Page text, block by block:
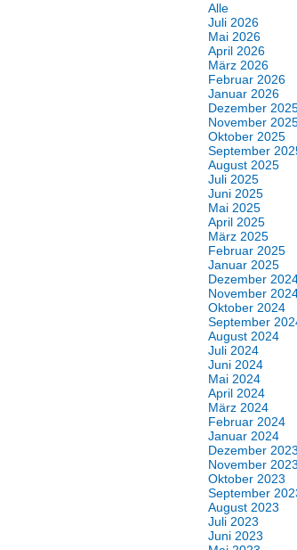
Alle
Juli 2026
Mai 2026
April 2026
März 2026
Februar 2026
Januar 2026
Dezember
November
Oktober 2025
September
August 2025
Juli 2025
Juni 2025
Mai 2025
April 2025
März 2025
Februar 2025
Januar 2025
Dezember
November
Oktober 2024
September
August 2024
Juli 2024
Juni 2024
Mai 2024
April 2024
März 2024
Februar 2024
Januar 2024
Dezember 2023
November 2023
Oktober 2023
September
August 2023
Juli 2023
Juni 2023